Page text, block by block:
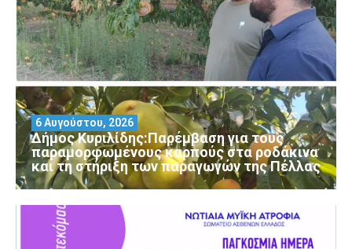
Δήμος Κυριλίδης:Παρέμβαση για τους
παραμορφωμένους καρπούς στα ροδάκινα
και τη στήριξη των παραγωγών της Πέλλας
6 Αυγούστου, 2026